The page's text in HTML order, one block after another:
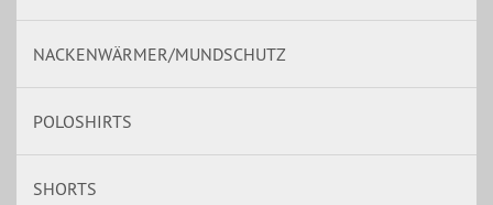
NACKENWÄRMER/MUNDSCHUTZ
POLOSHIRTS
SHORTS